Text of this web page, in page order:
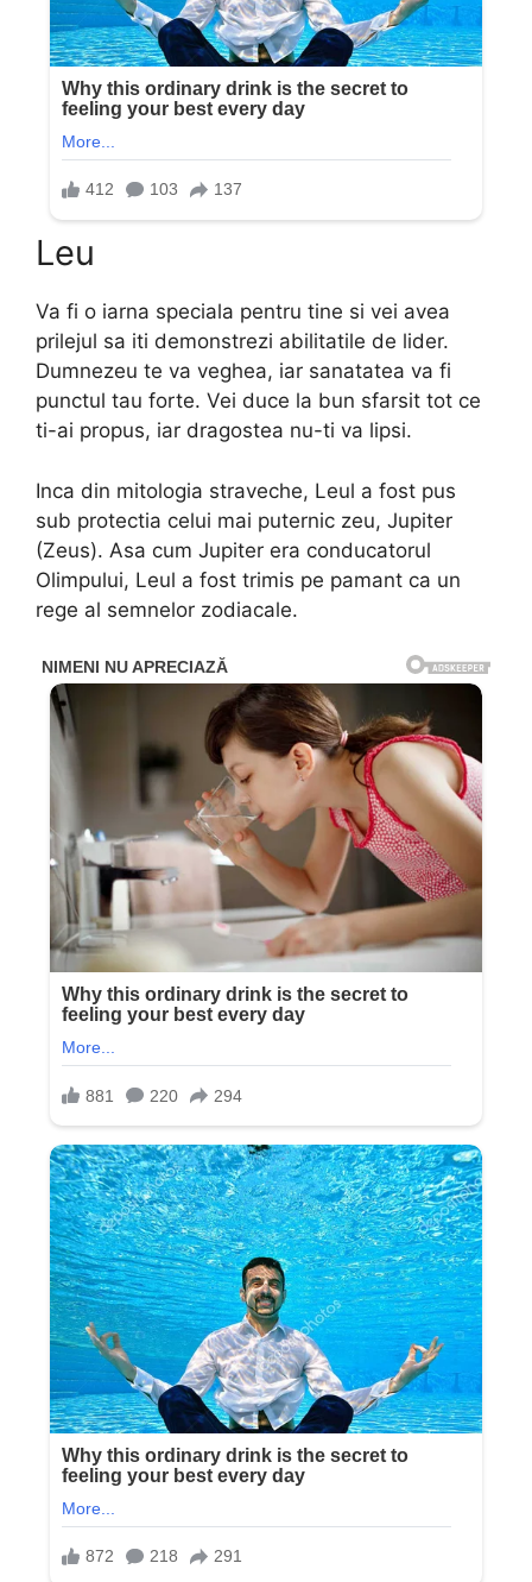
Leu
Va fi o iarna speciala pentru tine si vei avea
prilejul sa iti demonstrezi abilitatile de lider.
Dumnezeu te va veghea, iar sanatatea va fi
punctul tau forte. Vei duce la bun sfarsit tot ce
ti-ai propus, iar dragostea nu-ti va lipsi.
Inca din mitologia straveche, Leul a fost pus
sub protectia celui mai puternic zeu, Jupiter
(Zeus). Asa cum Jupiter era conducatorul
Olimpului, Leul a fost trimis pe pamant ca un
rege al semnelor zodiacale.